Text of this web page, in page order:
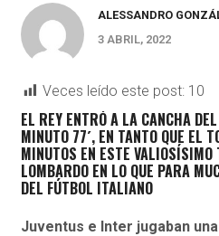
ALESSANDRO
3 ABRIL, 2022
Veces leído este post: 10
EL REY ENTRÓ A LA CANCHA
MINUTO 77´, EN TANTO QUE EL
MINUTOS EN ESTE VALIOSÍSIMO
LOMBARDO EN LO QUE PARA
DEL FÚTBOL ITALIANO
Juventus e Inter jugaban